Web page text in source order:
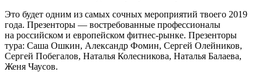
Это будет одним из самых сочных мероприятий твоего 2019
года. Презенторы — востребованные профессионалы
на российском и европейском фитнес-рынке. Презенторы
тура: Саша Ошкин, Александр Фомин, Сергей Олейников,
Сергей Побегалов, Наталья Колесникова, Наталья Балаева,
Женя Чаусов.